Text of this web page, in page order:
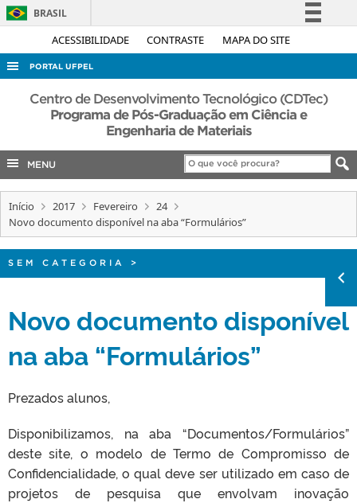
ACESSIBILIDADE CONTRASTE MAPA DO SITE
BRASIL
Simplifique!
Acesso à informação
Legislação
Canais
PORTAL UFPEL
ACESSO À INFORMAÇÃO
AUDITORIA
EDITAIS
INTERNACIONAL
Centro de Desenvolvimento Tecnológico (CDTec)
Programa de Pós-Graduação em Ciência e
Engenharia de Materiais
MENU
Início 2017 Fevereiro
24
Novo documento disponível na aba “Formulários”
SEM CATEGORIA >
Novo documento disponível
na aba “Formulários”
Prezados alunos,
Disponibilizamos, na aba “Documentos/Formulários”
deste site, o modelo de Termo de Compromisso de
Confidencialidade, o qual deve ser utilizado em caso de
projetos de pesquisa que envolvam inovação